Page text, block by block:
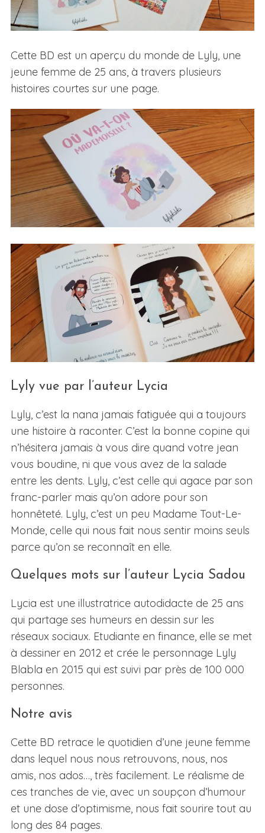
Cette BD est un aperçu du monde de Lyly, une
jeune femme de 25 ans, à travers plusieurs
histoires courtes sur une page.
Lyly vue par l’auteur Lycia
Lyly, c’est la nana jamais fatiguée qui a toujours
une histoire à raconter. C’est la bonne copine qui
n’hésitera jamais à vous dire quand votre jean
vous boudine, ni que vous avez de la salade
entre les dents. Lyly, c’est celle qui agace par son
franc-parler mais qu’on adore pour son
honnêteté. Lyly, c’est un peu Madame Tout-Le-
Monde, celle qui nous fait nous sentir moins seuls
parce qu’on se reconnaît en elle.
Quelques mots sur l’auteur Lycia Sadou
Lycia est une illustratrice autodidacte de 25 ans
qui partage ses humeurs en dessin sur les
réseaux sociaux. Etudiante en finance, elle se met
à dessiner en 2012 et crée le personnage Lyly
Blabla en 2015 qui est suivi par près de 100 000
personnes.
Notre avis
Cette BD retrace le quotidien d’une jeune femme
dans lequel nous nous retrouvons, nous, nos
amis, nos ados…, très facilement. Le réalisme de
ces tranches de vie, avec un soupçon d’humour
et une dose d’optimisme, nous fait sourire tout au
long des 84 pages.